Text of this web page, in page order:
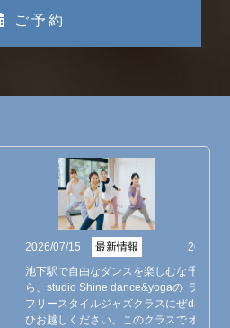
ご予約
2026/07/15
最新情報
池下駅で自由なダンスを楽しむな
ら、studio Shine dance&yogaの
フリースタイルジャズクラスにぜ
ひお越しください。このクラスで
2026/
千種区
ラスを
オでは